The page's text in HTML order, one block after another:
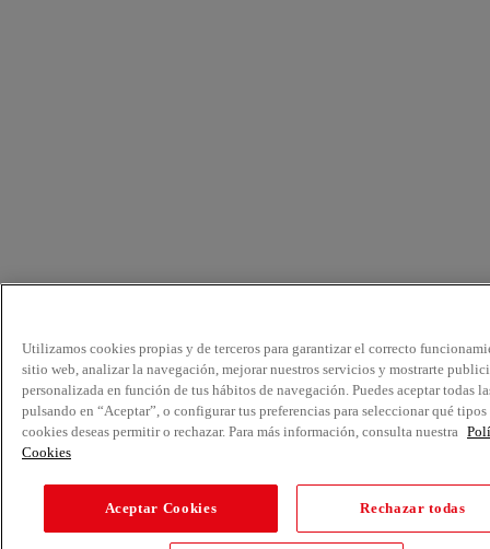
Utilizamos cookies propias y de terceros para garantizar el correcto
sitio web, analizar la navegación, mejorar nuestros servicios y mostrarte
personalizada en función de tus hábitos de navegación. Puedes aceptar todas
pulsando en “Aceptar”, o configurar tus preferencias para seleccionar qué tipos
cookies deseas permitir o rechazar. Para más información, consulta nuestra
Cookies
Aceptar Cookies Rechazar todas